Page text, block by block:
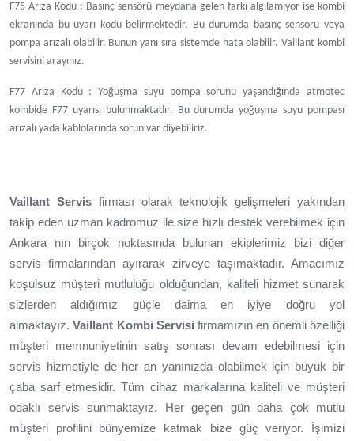
F75 Arıza Kodu : Basınç sensörü meydana gelen farkı algılamıyor ise kombi
ekranında bu uyarı kodu belirmektedir. Bu durumda basınç sensörü veya
pompa arızalı olabilir. Bunun yanı sıra sistemde hata olabilir. Vaillant kombi
servisini arayınız.
F77 Arıza Kodu : Yoğuşma suyu pompa sorunu yaşandığında atmotec
kombide F77 uyarısı bulunmaktadır. Bu durumda yoğuşma suyu pompası
arızalı yada kablolarında sorun var diyebiliriz.
Vaillant Servisfirması olarak teknolojik gelişmeleri yakından
takip eden uzman kadromuz ile size hızlı destek verebilmek için
Ankara nın birçok noktasında bulunan ekiplerimiz bizi diğer
servis firmalarından ayırarak zirveye taşımaktadır. Amacımız
koşulsuz müşteri mutluluğu olduğundan, kaliteli hizmet sunarak
sizlerden aldığımız güçle daima en iyiye doğru yol
almaktayız.Vaillant Kombi Servisi firmamızın en önemli özelliği
müşteri memnuniyetinin satış sonrası devam edebilmesi için
servis hizmetiyle de her an yanınızda olabilmek için büyük bir
çaba sarf etmesidir. Tüm cihaz markalarına kaliteli ve müşteri
odaklı servis sunmaktayız. Her geçen gün daha çok mutlu
müşteri profilini bünyemize katmak bize güç veriyor. İşimizi